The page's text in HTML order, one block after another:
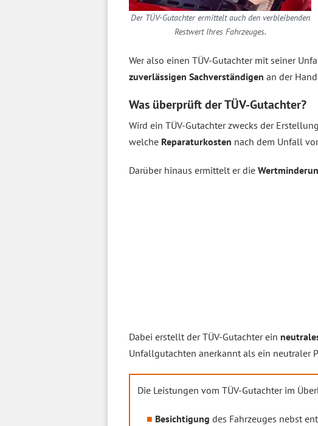
Der TÜV-Gutachter ermittelt auch den verbleibenden
Restwert Ihres Fahrzeuges.
Wer also einen TÜV-Gutachter mit seiner
zuverlässigen Sachverständigen an der
Was überprüft der TÜV-Gutachter?
Wird ein TÜV-Gutachter zwecks der
welche Reparaturkosten nach dem Unfall
Darüber hinaus ermittelt er die
Dabei erstellt der TÜV-Gutachter ein
Unfallgutachten anerkannt als ein neutraler
Die Leistungen vom TÜV-Gutachter im
Besichtigung des Fahrzeuges nebst